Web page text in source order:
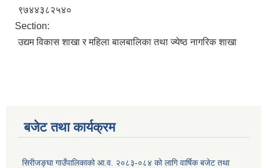
९७४४३८२५४०
Section:
उद्यम विकास शाखा र महिला बालबालिका तथा ज्येष्ठ नागरिक शाखा
बजेट तथा कार्यक्रम
सिरीजङ्घा गाउँपालिकाको आ.व. २०८३-०८४ को लागि वार्षिक बजेट तथा